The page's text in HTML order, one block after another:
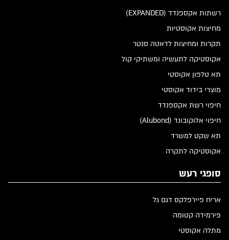
רשתות אקספנדד (EXPANDED)
מחיצות אקוסטיות
תקרות ומחיצות לדאטה סנטר
אקוסטיקה לתעשיה ומשתיקי קול
תא טלפון אקוסטי
מוצרי בידוד אקוסטי
חיפוי רשת אקספנדד
חיפוי אלוקובונד (Alubond)
תא שקט למשרד
אקוסטיקה לתקרה
סופגי רעש
אריח פיירפלקס דגם גל
פירמידה קטומה
מתלה אקוסטי